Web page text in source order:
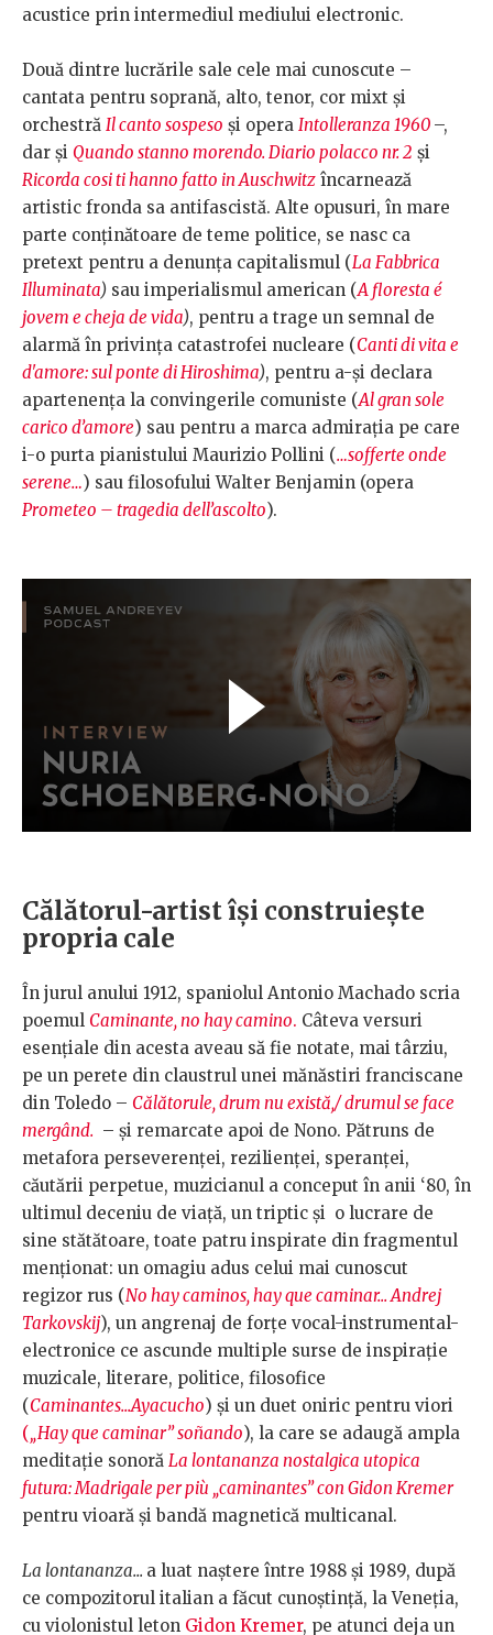
acustice prin intermediul mediului electronic.
Două dintre lucrările sale cele mai cunoscute –
cantata pentru soprană, alto, tenor, cor mixt și
orchestră Il canto sospeso și opera Intolleranza 1960 –,
dar și Quando stanno morendo. Diario polacco nr. 2 și
Ricorda cosi ti hanno fatto in Auschwitz încarnează
artistic fronda sa antifascistă. Alte opusuri, în mare
parte conținătoare de teme politice, se nasc ca
pretext pentru a denunța capitalismul (La Fabbrica
Illuminata) sau imperialismul american (A floresta é
jovem e cheja de vida), pentru a trage un semnal de
alarmă în privința catastrofei nucleare (Canti di vita e
d'amore: sul ponte di Hiroshima), pentru a-și declara
apartenența la convingerile comuniste (Al gran sole
carico d’amore) sau pentru a marca admirația pe care
i-o purta pianistului Maurizio Pollini (…sofferte onde
serene…) sau filosofului Walter Benjamin (opera
Prometeo – tragedia dell’ascolto).
Călătorul-artist își construiește
propria cale
În jurul anului 1912, spaniolul Antonio Machado scria
poemul Caminante, no hay camino. Câteva versuri
esențiale din acesta aveau să fie notate, mai târziu,
pe un perete din claustrul unei mănăstiri franciscane
din Toledo – Călătorule, drum nu există,/ drumul se face
mergând. – și remarcate apoi de Nono. Pătruns de
metafora perseverenței, rezilienței, speranței,
căutării perpetue, muzicianul a conceput în anii ‘80, în
ultimul deceniu de viață, un triptic și o lucrare de
sine stătătoare, toate patru inspirate din fragmentul
menționat: un omagiu adus celui mai cunoscut
regizor rus (No hay caminos, hay que caminar... Andrej
Tarkovskij), un angrenaj de forțe vocal-instrumental-
electronice ce ascunde multiple surse de inspirație
muzicale, literare, politice, filosofice
(Caminantes...Ayacucho) și un duet oniric pentru viori
(„Hay que caminar” soñando), la care se adaugă ampla
meditație sonoră La lontananza nostalgica utopica
futura: Madrigale per più „caminantes” con Gidon Kremer
pentru vioară și bandă magnetică multicanal.
La lontananza... a luat naștere între 1988 și 1989, după
ce compozitorul italian a făcut cunoștință, la Veneția,
cu violonistul leton Gidon Kremer, pe atunci deja un